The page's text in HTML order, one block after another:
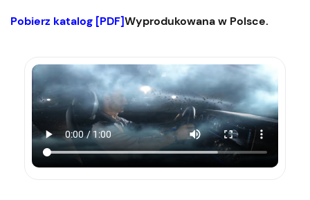
Pobierz katalog [PDF]Wyprodukowana w Polsce.